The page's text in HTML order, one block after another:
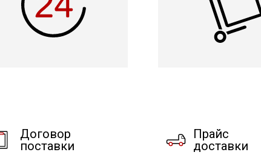
Договор
поставки
Прайс
доставки